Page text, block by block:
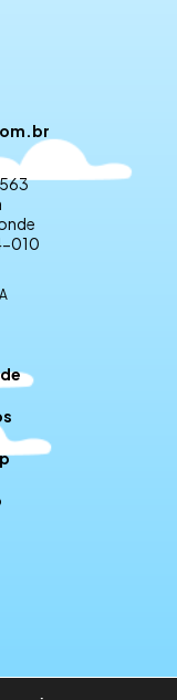
010